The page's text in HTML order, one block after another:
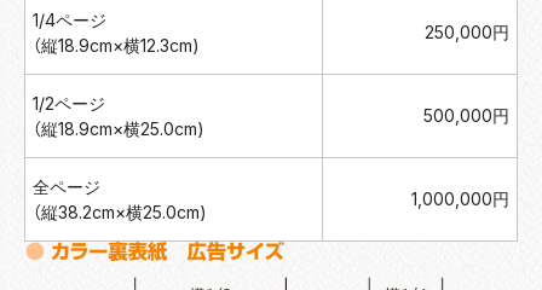
1/4ページ
（縦18.9cm×横12.3cm)
250,000円
1/2ページ
（縦18.9cm×横25.0cm)
500,000円
全ページ
（縦38.2cm×横25.0cm)
1,000,000円